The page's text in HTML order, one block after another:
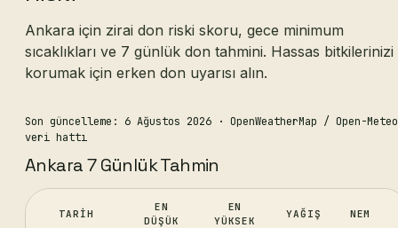
Ankara için zirai don riski skoru, gece minimum
sıcaklıkları ve 7 günlük don tahmini. Hassas bitkilerinizi
korumak için erken don uyarısı alın.
Son güncelleme: 6 Ağustos 2026 · OpenWeatherMap / Open-Meteo
veri hattı
Ankara 7 Günlük Tahmin
TARIH
EN
DÜŞÜK
EN
YÜKSEK
YAĞIŞ NEM